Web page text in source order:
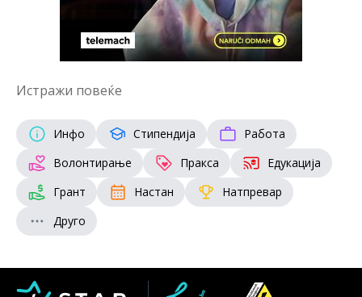
Истражи повеќе
Инфо Стипендија
Работа
Волонтирање
Пракса
Едукација
Грант
Настан
Натпревар
Друго